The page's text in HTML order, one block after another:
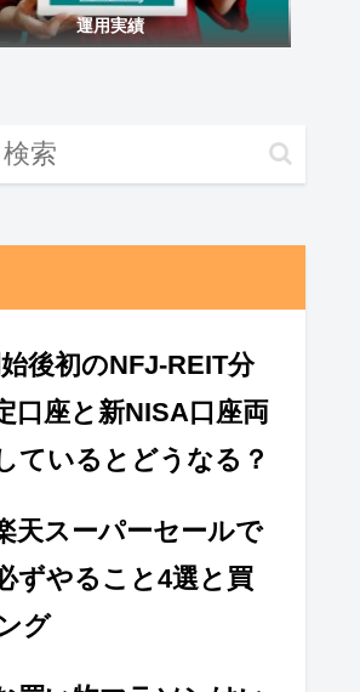
運用実績
後初のNFJ-REIT分
座と新NISA口座両
ているとどうなる？
天スーパーセールで
ずやること4選と買
グ